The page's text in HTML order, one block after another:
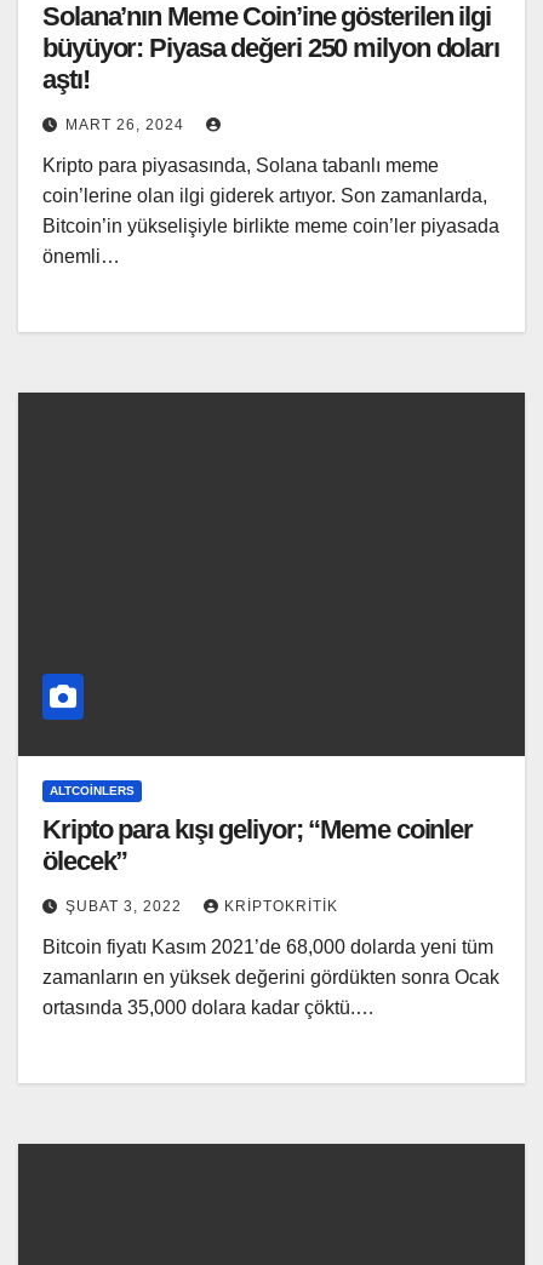
Solana’nın Meme Coin’ine gösterilen ilgi
büyüyor: Piyasa değeri 250 milyon doları
aştı!
MART 26, 2024
Kripto para piyasasında, Solana tabanlı meme
coin’lerine olan ilgi giderek artıyor. Son zamanlarda,
Bitcoin’in yükselişiyle birlikte meme coin’ler piyasada
önemli…
ALTCOINLERS
Kripto para kışı geliyor; “Meme coinler
ölecek”
ŞUBAT 3, 2022 KRIPTOKRITIK
Bitcoin fiyatı Kasım 2021’de 68,000 dolarda yeni tüm
zamanların en yüksek değerini gördükten sonra Ocak
ortasında 35,000 dolara kadar çöktü.…